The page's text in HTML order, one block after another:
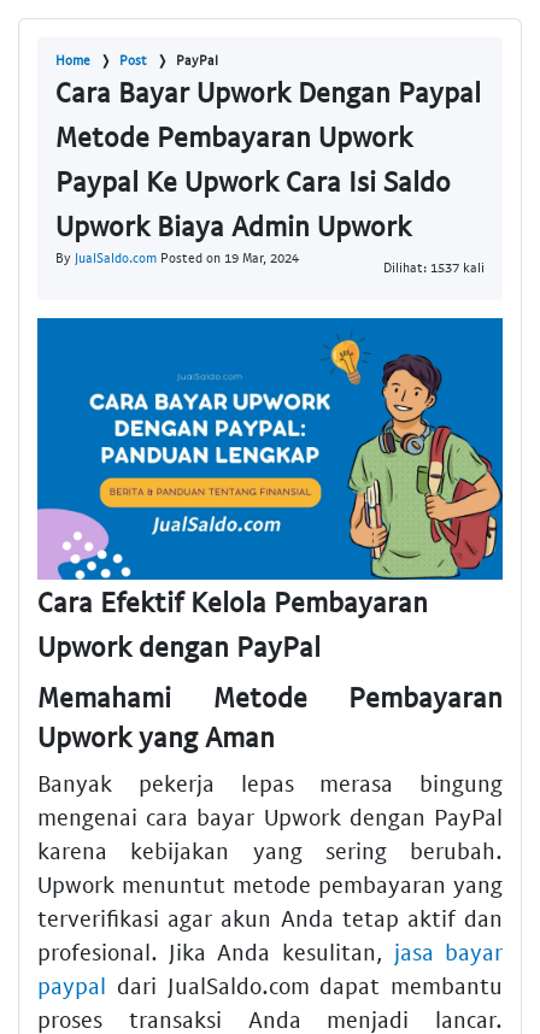
Home Post PayPal
Cara Bayar Upwork Dengan Paypal
Metode Pembayaran Upwork
Paypal Ke Upwork Cara Isi Saldo
Upwork Biaya Admin Upwork
By JualSaldo.com Posted on 19 Mar, 2024
Dilihat: 1537 kali
Cara Efektif Kelola Pembayaran
Upwork dengan PayPal
Memahami Metode Pembayaran
Upwork yang Aman
Banyak pekerja lepas merasa bingung
mengenai cara bayar Upwork dengan PayPal
karena kebijakan yang sering berubah.
Upwork menuntut metode pembayaran yang
terverifikasi agar akun Anda tetap aktif dan
profesional. Jika Anda kesulitan, jasa bayar
paypal dari JualSaldo.com dapat membantu
proses transaksi Anda menjadi lancar.